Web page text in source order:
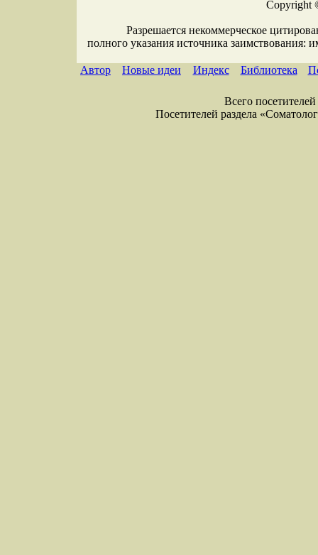
Copyright
Разрешается некоммерческое
полного указания источника заимствования:
Автор Новые идеи Индекс Библиотека
Всего
Посетителей раздела